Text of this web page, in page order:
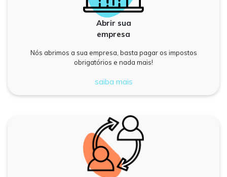
Abrir sua
empresa
Nós abrimos a sua empresa, basta pagar os impostos
obrigatórios e nada mais!
saiba mais